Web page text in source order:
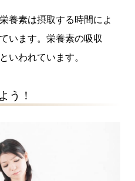
養素は摂取する時間によ
います。栄養素の吸収
いわれています。
う！